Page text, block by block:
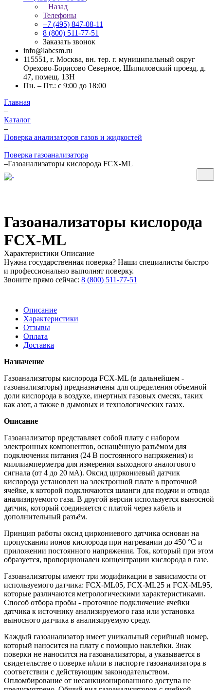
Назад
Телефоны
+7 (495) 847-08-11
8 (800) 511-77-51
Заказать звонок
info@labcsm.ru
115551, г. Москва, вн. тер. г. муниципальный округ
Орехово-Борисово Северное, Шипиловский проезд, д.
47, помещ. 13Н
Пн. – Пт.: с 9:00 до 18:00
Главная
–
Каталог
–
Поверка анализаторов газов и жидкостей
–
Поверка газоанализатора
–Газоанализаторы кислорода FCX-ML
Газоанализаторы кислорода
FCX-ML
Характеристики Описание
Нужна государственная поверка? Наши специалисты быстро
и профессионально выполнят поверку.
Звоните прямо сейчас: 8 (800) 511-77-51
Описание
Характеристики
Отзывы
Оплата
Доставка
Назначение
Газоанализаторы кислорода FCX-ML (в дальнейшем -
газоанализаторы) предназначены для определения объемной
доли кислорода в воздухе, инертных газовых смесях, таких
как азот, а также в дымовых и технологических газах.
Описание
Газоанализатор представляет собой плату с набором
электронных компонентов, оснащённую разъёмом для
подключения питания (24 В постоянного напряжения) и
миллиамперметра для измерения выходного аналогового
сигнала (от 4 до 20 мА). Оксид циркониевый датчик
кислорода установлен на электронной плате в проточной
ячейке, к которой подключаются шланги для подачи и отвода
анализируемого газа. В другой версии используется выносной
датчик, который соединяется с платой через кабель и
дополнительный разъём.
Принцип работы оксид циркониевого датчика основан на
пропускании ионов кислорода при нагревании до 450 °C и
приложении постоянного напряжения. Ток, который при этом
образуется, пропорционален концентрации кислорода в газе.
Газоанализаторы имеют три модификации в зависимости от
используемого датчика: FCX-ML05, FCX-ML25 и FCX-ML95,
которые различаются метрологическими характеристиками.
Способ отбора пробы - проточное подключение ячейки
датчика к источнику анализируемого газа или установка
выносного датчика в анализируемую среду.
Каждый газоанализатор имеет уникальный серийный номер,
который наносится на плату с помощью наклейки. Знак
поверки не наносится на газоанализаторы, а указывается в
свидетельстве о поверке и/или в паспорте газоанализатора в
соответствии с действующим законодательством.
Опломбирование от несанкционированного доступа не